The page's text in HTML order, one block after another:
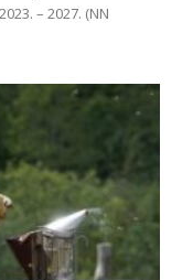
– 2027. (NN